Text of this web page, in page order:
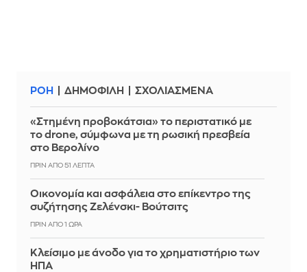
ΡΟΗ ΔΗΜΟΦΙΛΗ ΣΧΟΛΙΑΣΜΕΝΑ
«Στημένη προβοκάτσια» το περιστατικό με
το drone, σύμφωνα με τη ρωσική πρεσβεία
στο Βερολίνο
ΠΡΙΝ ΑΠΌ 51 ΛΕΠΤΆ
Οικονομία και ασφάλεια στο επίκεντρο της
συζήτησης Ζελένσκι- Βούτσιτς
ΠΡΙΝ ΑΠΌ 1 ΏΡΑ
Κλείσιμο με άνοδο για το χρηματιστήριο των
ΗΠΑ